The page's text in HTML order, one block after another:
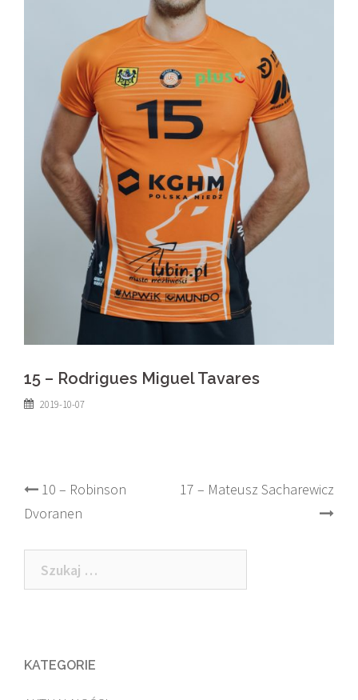
15 – Rodrigues Miguel Tavares
2019-10-07
Post
navigation
10 – Robinson
Dvoranen
17 – Mateusz Sacharewicz
Szukaj:
KATEGORIE